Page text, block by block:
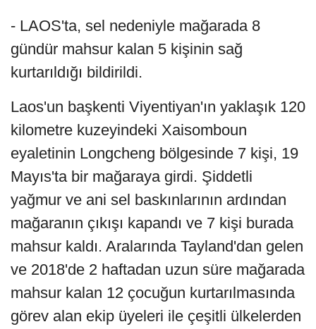
- LAOS'ta, sel nedeniyle mağarada 8
gündür mahsur kalan 5 kişinin sağ
kurtarıldığı bildirildi.
Laos'un başkenti Viyentiyan'ın yaklaşık 120
kilometre kuzeyindeki Xaisomboun
eyaletinin Longcheng bölgesinde 7 kişi, 19
Mayıs'ta bir mağaraya girdi. Şiddetli
yağmur ve ani sel baskınlarının ardından
mağaranın çıkışı kapandı ve 7 kişi burada
mahsur kaldı. Aralarında Tayland'dan gelen
ve 2018'de 2 haftadan uzun süre mağarada
mahsur kalan 12 çocuğun kurtarılmasında
görev alan ekip üyeleri ile çeşitli ülkelerden